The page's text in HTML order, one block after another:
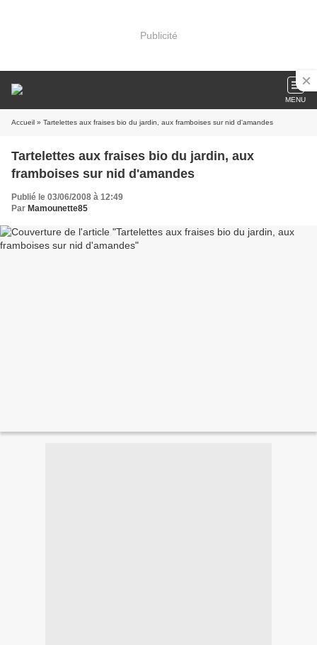
Publicité
MENU
Accueil » Tartelettes aux fraises bio du jardin, aux framboises sur nid d'amandes
Tartelettes aux fraises bio du jardin, aux
framboises sur nid d'amandes
Publié le 03/06/2008 à 12:49
Par Mamounette85